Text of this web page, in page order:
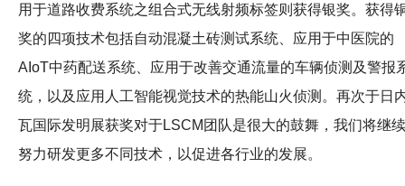
用于道路收费系统之组合式无线射频标签则获得银奖。获得
奖的四项技术包括自动混凝土砖测试系统、应用于中医院的
AIoT中药配送系统、应用于改善交通流量的车辆侦测及警报
统，以及应用人工智能视觉技术的热能山火侦测。再次于日
瓦国际发明展获奖对于LSCM团队是很大的鼓舞，我们将继续
努力研发更多不同技术，以促进各行业的发展。